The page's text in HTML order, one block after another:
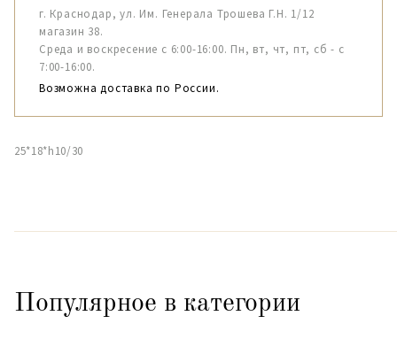
г. Краснодар, ул. Им. Генерала Трошева Г.Н. 1/12
магазин 38.
Среда и воскресение с 6:00-16:00. Пн, вт, чт, пт, сб - с
7:00-16:00.
Возможна доставка по России.
25*18*h10/30
Популярное в категории